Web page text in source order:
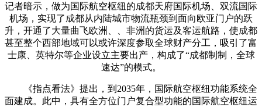
记者暗示，做为国际航空枢纽的成都天府国际机场、双流国际
机场，实现了成都从内陆城市物流瓶颈到面向欧亚门户的跃
升，开通了大量曲飞欧洲、、非洲的货运及客运航路，使成都
甚至整个西部地域可以或许深度参取全球财产分工，吸引了富
士康、英特尔等企业设立主要出产，构成了“成都制制，全球
速达”的模式。
《指点看法》提出，到2035年，国际航空枢纽功能系统全
面建成。此中，具有全方位门户复合型功能的国际航空枢纽运